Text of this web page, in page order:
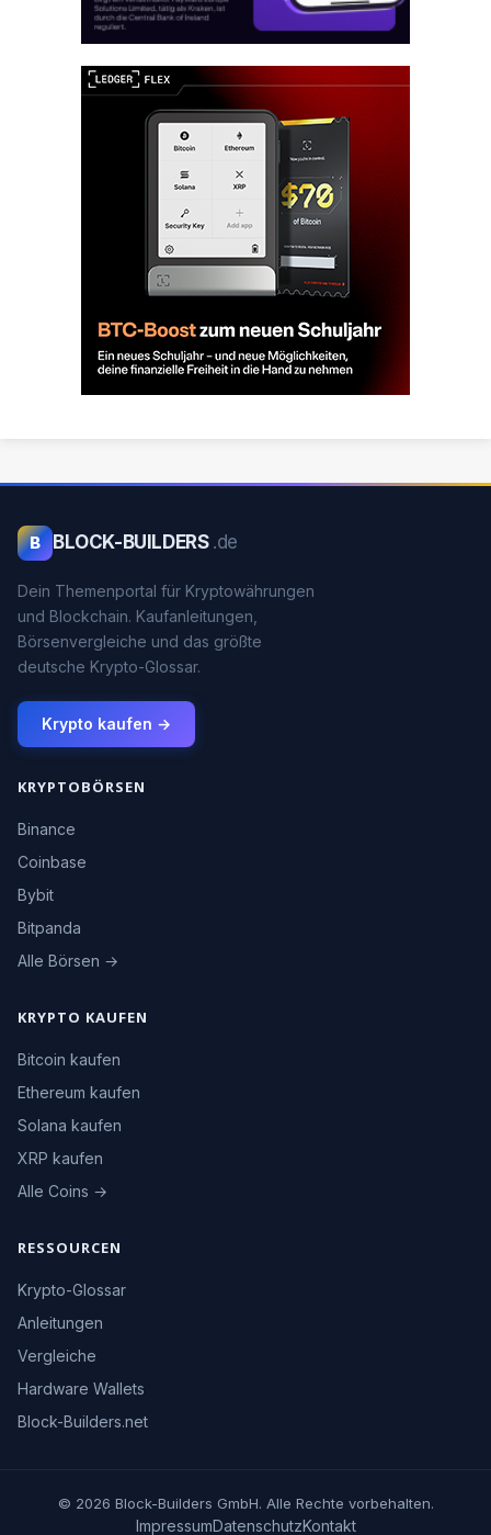
B BLOCK-BUILDERS .de
Dein Themenportal für Kryptowährungen
und Blockchain. Kaufanleitungen,
Börsenvergleiche und das größte
deutsche Krypto-Glossar.
Krypto kaufen →
KRYPTOBÖRSEN
Binance
Coinbase
Bybit
Bitpanda
Alle Börsen →
KRYPTO KAUFEN
Bitcoin kaufen
Ethereum kaufen
Solana kaufen
XRP kaufen
Alle Coins →
RESSOURCEN
Krypto-Glossar
Anleitungen
Vergleiche
Hardware Wallets
Block-Builders.net
© 2026 Block-Builders GmbH. Alle Rechte vorbehalten.
ImpressumDatenschutzKontakt